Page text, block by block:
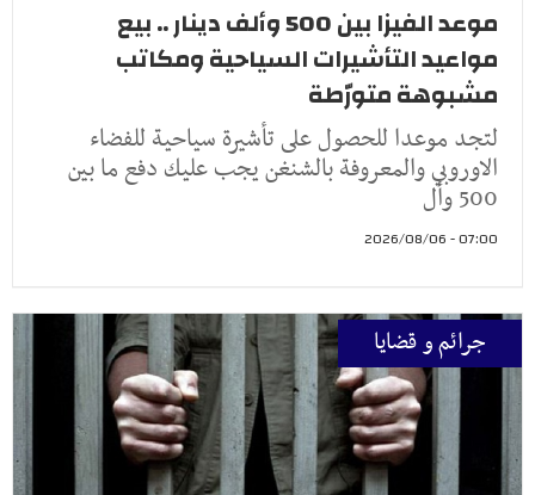
موعد الفيزا بين 500 وألف دينار .. بيع
مواعيد التأشيرات السياحية ومكاتب
مشبوهة متورّطة
لتجد موعدا للحصول على تأشيرة سياحية للفضاء
الاوروبي والمعروفة بالشنغن يجب عليك دفع ما بين
500 وأل
07:00 - 2026/08/06
جرائم و قضايا